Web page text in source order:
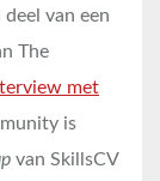
van een
The
met
is
van SkillsCV